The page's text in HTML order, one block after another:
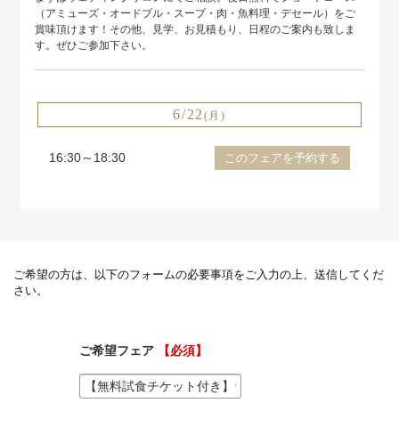
（アミューズ・オードブル・スープ・肉・魚料理・デセール）をご
賞味頂けます！その他、見学、お見積もり、日程のご案内も致しま
す。ぜひご参加下さい。
6/22 (月)
16:30～18:30 このフェアを予約する